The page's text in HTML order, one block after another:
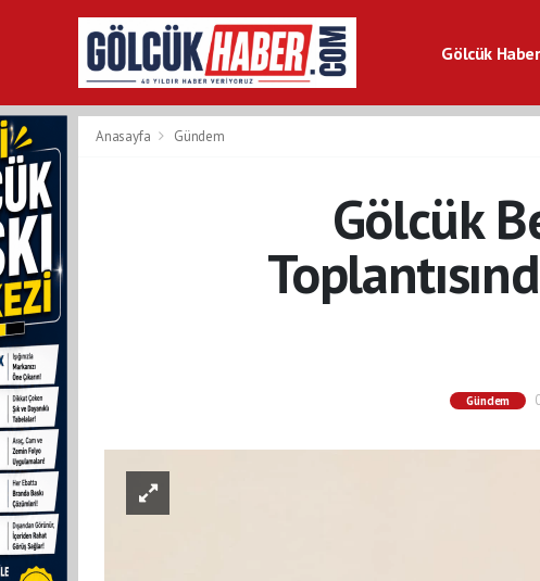
Gölcük Haber
Anasayfa Gündem
Gölcük
Gündem